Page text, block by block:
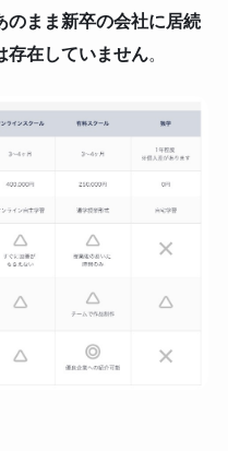
のまま新卒の会社に居続
存在していません。